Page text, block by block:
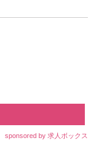
sponsored by 求人ボックス